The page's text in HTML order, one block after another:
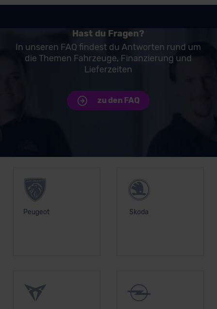
Hast du Fragen?
In unseren FAQ findest du Antworten rund um
die Themen Fahrzeuge, Finanzierung und
Lieferzeiten
zu den FAQ
Peugeot Skoda